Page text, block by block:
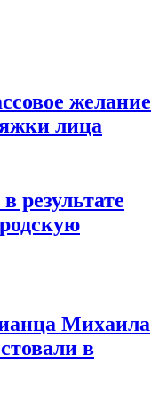
желание
лица
результате
Михаила
в